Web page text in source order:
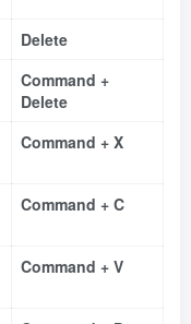
Delete
Command +
Delete
Command + X
Command + C
Command + V